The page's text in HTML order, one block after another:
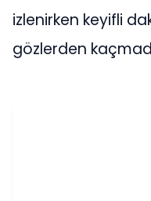
izlenirken keyifli
gözlerden